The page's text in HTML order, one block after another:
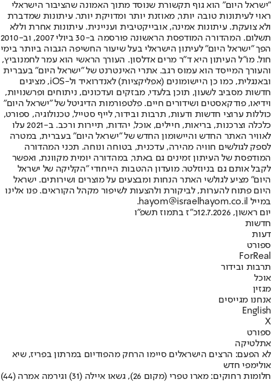
"ישראל היום" הוא גוף תקשורת שנוסד מתוך האמונה שהציבור הישראלי
ראוי לעיתונות טובה יותר, מאוזנת יותר ומדויקת יותר. עיתונות שמדברת
ולא צועקת. עיתונות אמינה, אובייקטיבית ועניינית. עיתונות אחרת וללא
תשלום. המהדורה המודפסת הראשונה פורסמה ב-30 ביולי 2007, וב-2010
הפך "ישראל היום" לעיתון הישראלי בעל שיעור החשיפה הגבוה ביותר בימי
חול. מו"ל העיתון היא ד"ר מרים אדלסון. העורך הראשי הוא עמר לחמנוביץ,
והעורך המייסד הוא עמוס רגב. אתרי האינטרנט של "ישראל היום" בעברית
ובאנגלית, כמו כן היישומונים (אפליקציות) לאנדרואיד ול-iOS, מציגים
חדשות מסביב לשעון, תוכן בלעדי, מבזקים ועדכונים, ניתוחים ופרשנויות,
וידיאו, פודקאסטים ושידורים חיים. פלטפורמות הדיגיטל של "ישראל היום"
כוללות ערוצי חדשות ודעות, תרבות ובידור, לייף סטייל, טכנולוגיה, ספורט,
כלכלה וצרכנות, בריאות, חיילים, אוכל, יהדות, תיירות ורכב. ב-2021 עלו
לאוויר האתר החדש והיישומון החדש של "ישראל היום" בעברית, במטרה
לספק לגולשים חוויה מהירה, עדכנית, בטוחה ונוחה. תכני המהדורה
המודפסת של העיתון זמינים גם באתר, במהדורה יומית מקוונת, ואפשר
לקבל אותם גם בניוזלטר. מועדון ההטבות הייחודי "הקליקה של ישראל
היום" מציע לגולשי האתר הנחות ומבצעים על מוצרים ושירותים. ישראל
היום פתוח להערות, לביקורת ולהצעות לשיפור מקהל הקוראים. פנו אלינו
במייל hayom@israelhayom.co.il.
יום ראשון, 12.7.2026
כ"ז בתמוז תשפ"ו
חדשות
דעות
ספורט
ForReal
תרבות ובידור
אוכל
מגזין
אנחנו מגייסים
English
X
ספורט
אתלטיקה
לא הפעם: הרצים הישראלים סיימו הרחק מהפודיום במרתון בפריז, שיא
אולימפי חדש
חלומות רחוקים: מארו טפרי (מקום 26), גשאו איילה (31) וגירמה אמרה (44)